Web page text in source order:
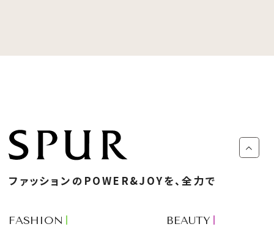
ファッションのPOWER&JOYを、全力で
FASHION BEAUTY